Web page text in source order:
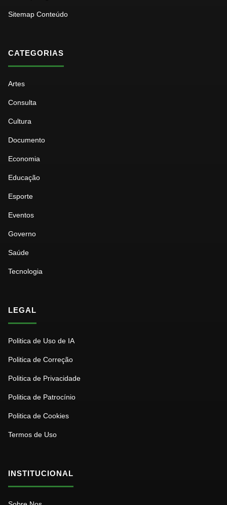
Sitemap Conteúdo
CATEGORIAS
Artes
Consulta
Cultura
Documento
Economia
Educação
Esporte
Eventos
Governo
Saúde
Tecnologia
LEGAL
Politica de Uso de IA
Politica de Correção
Politica de Privacidade
Politica de Patrocínio
Politica de Cookies
Termos de Uso
INSTITUCIONAL